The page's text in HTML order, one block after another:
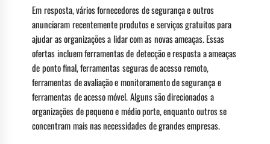
Em resposta, vários fornecedores de segurança e outros
anunciaram recentemente produtos e serviços gratuitos para
ajudar as organizações a lidar com as novas ameaças. Essas
ofertas incluem ferramentas de detecção e resposta a ameaças
de ponto final, ferramentas seguras de acesso remoto,
ferramentas de avaliação e monitoramento de segurança e
ferramentas de acesso móvel. Alguns são direcionados a
organizações de pequeno e médio porte, enquanto outros se
concentram mais nas necessidades de grandes empresas.